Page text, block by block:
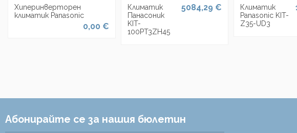
Хиперинверторен
климатик Panasonic
0,00 €
Климатик
Панасоник
KIT-
100PT3ZH45
5084,29 €
Климатик
Panasonic KIT-
Z35-UD3
Абонирайте се за нашия бюлетин